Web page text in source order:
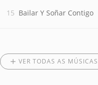
Bailar Y Soñar Contigo
VER TODAS AS MÚSICAS